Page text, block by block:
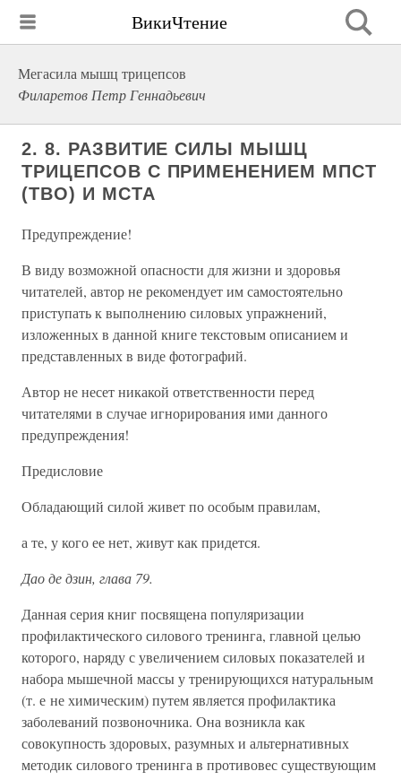
ВикиЧтение
Мегасила мышц трицепсов
Филаретов Петр Геннадьевич
2. 8. РАЗВИТИЕ СИЛЫ МЫШЦ
ТРИЦЕПСОВ С ПРИМЕНЕНИЕМ МПСТ
(ТВО) И МСТА
Предупреждение!
В виду возможной опасности для жизни и здоровья
читателей, автор не рекомендует им самостоятельно
приступать к выполнению силовых упражнений,
изложенных в данной книге текстовым описанием и
представленных в виде фотографий.
Автор не несет никакой ответственности перед
читателями в случае игнорирования ими данного
предупреждения!
Предисловие
Обладающий силой живет по особым правилам,
а те, у кого ее нет, живут как придется.
Дао де дзин, глава 79.
Данная серия книг посвящена популяризации
профилактического силового тренинга, главной целью
которого, наряду с увеличением силовых показателей и
набора мышечной массы у тренирующихся натуральным
(т. е не химическим) путем является профилактика
заболеваний позвоночника. Она возникла как
совокупность здоровых, разумных и альтернативных
методик силового тренинга в противовес существующим